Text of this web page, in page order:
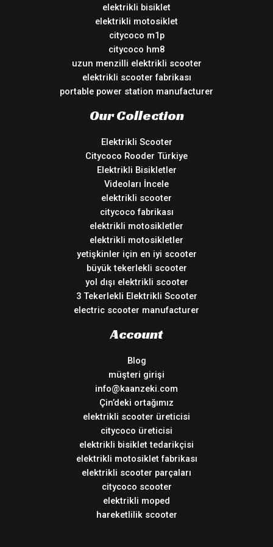
elektrikli bisiklet
elektrikli motosiklet
citycoco m1p
citycoco hm8
uzun menzilli elektrikli scooter
elektrikli scooter fabrikası
portable power station manufacturer
Our Collection
Elektrikli Scooter
Citycoco Rooder Türkiye
Elektrikli Bisikletler
Videoları İncele
elektrikli scooter
citycoco fabrikası
elektrikli motosikletler
elektrikli motosikletler
yetişkinler için en iyi scooter
büyük tekerlekli scooter
yol dışı elektrikli scooter
3 Tekerlekli Elektrikli Scooter
electric scooter manufacturer
Account
Blog
müşteri girişi
info@kaanzeki.com
Çin’deki ortağımız
elektrikli scooter üreticisi
citycoco üreticisi
elektrikli bisiklet tedarikçisi
elektrikli motosiklet fabrikası
elektrikli scooter parçaları
citycoco scooter
elektrikli moped
hareketlilik scooter